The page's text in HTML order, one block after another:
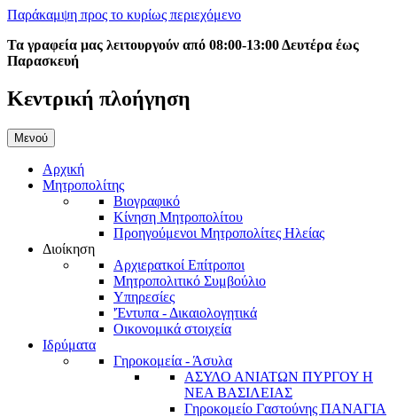
Παράκαμψη προς το κυρίως περιεχόμενο
Τα γραφεία μας λειτουργούν από 08:00-13:00 Δευτέρα έως
Παρασκευή
Κεντρική πλοήγηση
Μενού
Αρχική
Μητροπολίτης
Βιογραφικό
Κίνηση Μητροπολίτου
Προηγούμενοι Μητροπολίτες Ηλείας
Διοίκηση
Αρχιερατκοί Επίτροποι
Μητροπολιτικό Συμβούλιο
Υπηρεσίες
'Έντυπα - Δικαιολογητικά
Οικονομικά στοιχεία
Ιδρύματα
Γηροκομεία - Άσυλα
ΑΣΥΛΟ ΑΝΙΑΤΩΝ ΠΥΡΓΟΥ Η
ΝΕΑ ΒΑΣΙΛΕΙΑΣ
Γηροκομείο Γαστούνης ΠΑΝΑΓΙΑ